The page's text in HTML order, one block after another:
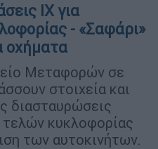
ΙΧ για
- «Σαφάρι»
οχήματα
Μεταφορών σε
στοιχεία και
διασταυρώσεις
κυκλοφορίας
των αυτοκινήτων.